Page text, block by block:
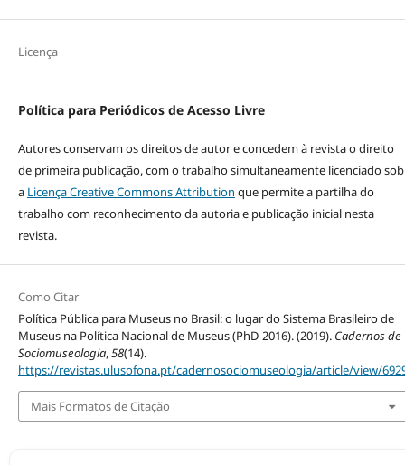
Licença
Política para Periódicos de Acesso Livre
Autores conservam os direitos de autor e concedem à revista o direito
de primeira publicação, com o trabalho simultaneamente licenciado sob
a Licença Creative Commons Attribution que permite a partilha do
trabalho com reconhecimento da autoria e publicação inicial nesta
revista.
Como Citar
Política Pública para Museus no Brasil: o lugar do Sistema Brasileiro de
Museus na Política Nacional de Museus (PhD 2016). (2019). Cadernos de
Sociomuseologia,58(14).
https://revistas.ulusofona.pt/cadernosociomuseologia/article/view/
Mais Formatos de Citação